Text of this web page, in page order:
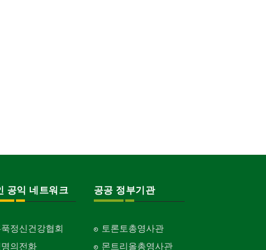
공익 네트워크
정신건강협회
의전화
공공 정부기관
토론토총영사관
몬트리올총영사관